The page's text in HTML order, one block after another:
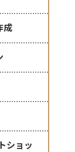
成
ショッ